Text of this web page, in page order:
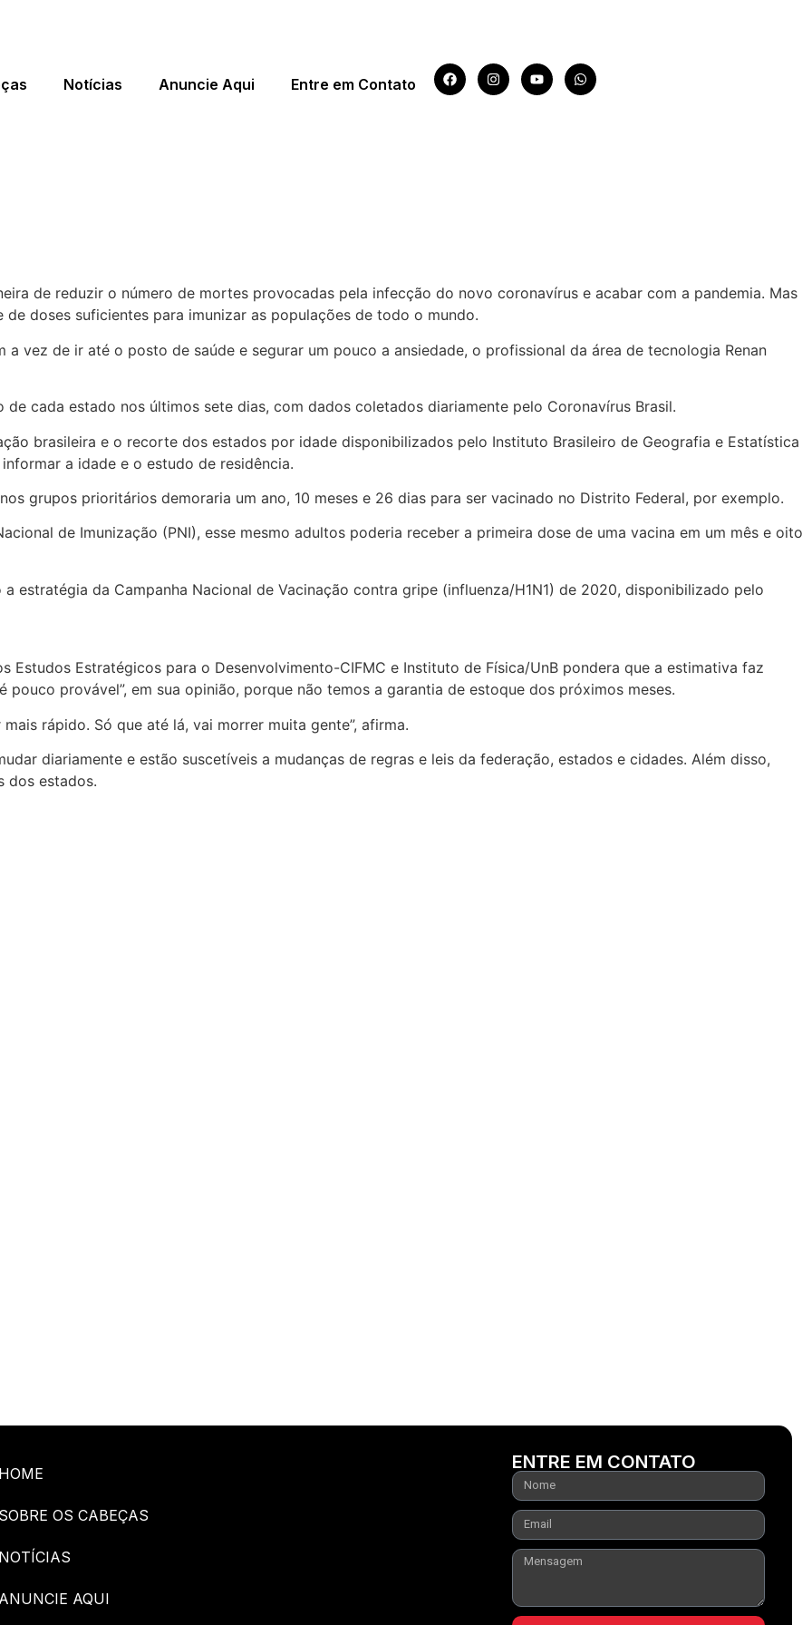
Notícias Anuncie Aqui Entre em Contato
de reduzir o número de mortes provocadas pela infecção do novo coronavírus e acabar com a pandemia. Mas
doses suficientes para imunizar as populações de todo o mundo.
a vez de ir até o posto de saúde e segurar um pouco a ansiedade, o profissional da área de tecnologia Renan
cada estado nos últimos sete dias, com dados coletados diariamente pelo Coronavírus Brasil.
brasileira e o recorte dos estados por idade disponibilizados pelo Instituto Brasileiro de Geografia e Estatística
a idade e o estudo de residência.
grupos prioritários demoraria um ano, 10 meses e 26 dias para ser vacinado no Distrito Federal, por exemplo.
de Imunização (PNI), esse mesmo adultos poderia receber a primeira dose de uma vacina em um mês e oito
estratégia da Campanha Nacional de Vacinação contra gripe (influenza/H1N1) de 2020, disponibilizado pelo
Estudos Estratégicos para o Desenvolvimento-CIFMC e Instituto de Física/UnB pondera que a estimativa faz
provável”, em sua opinião, porque não temos a garantia de estoque dos próximos meses.
rápido. Só que até lá, vai morrer muita gente”, afirma.
diariamente e estão suscetíveis a mudanças de regras e leis da federação, estados e cidades. Além disso,
dos estados.
HOME
SOBRE OS CABEÇAS
NOTÍCIAS
ANUNCIE AQUI
ENTRE EM CONTATO